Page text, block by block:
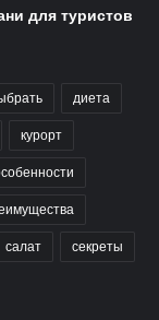
для туристов
диета
курорт
салат секреты